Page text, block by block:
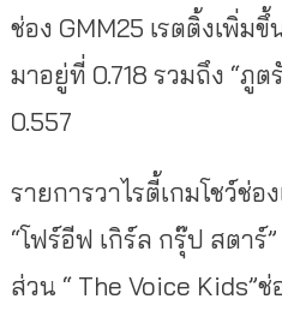
ช่อง GMM25 เรตติ้งเพิ่ม
มาอยู่ที่ 0.718 รวมถึง “ภู
0.557
รายการวาไรตี้เกมโชว์ช่
“โฟร์อีฟ เกิร์ล กรุ๊ป สตาร์
ส่วน “ The Voice Kids”